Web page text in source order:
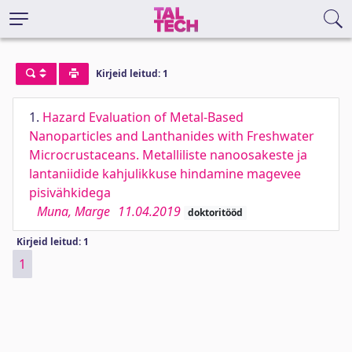
Kirjeid leitud: 1
1. Hazard Evaluation of Metal-Based
Nanoparticles and Lanthanides with Freshwater
Microcrustaceans. Metalliliste nanoosakeste ja
lantaniidide kahjulikkuse hindamine magevee
pisivähkidega
Muna, Marge 11.04.2019 doktoritööd
Kirjeid leitud: 1
1